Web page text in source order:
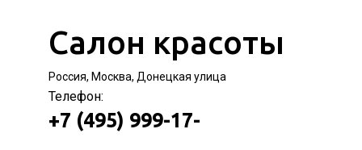
Салон красоты
Россия, Москва, Донецкая улица
Телефон:
+7 (495) 999-17-